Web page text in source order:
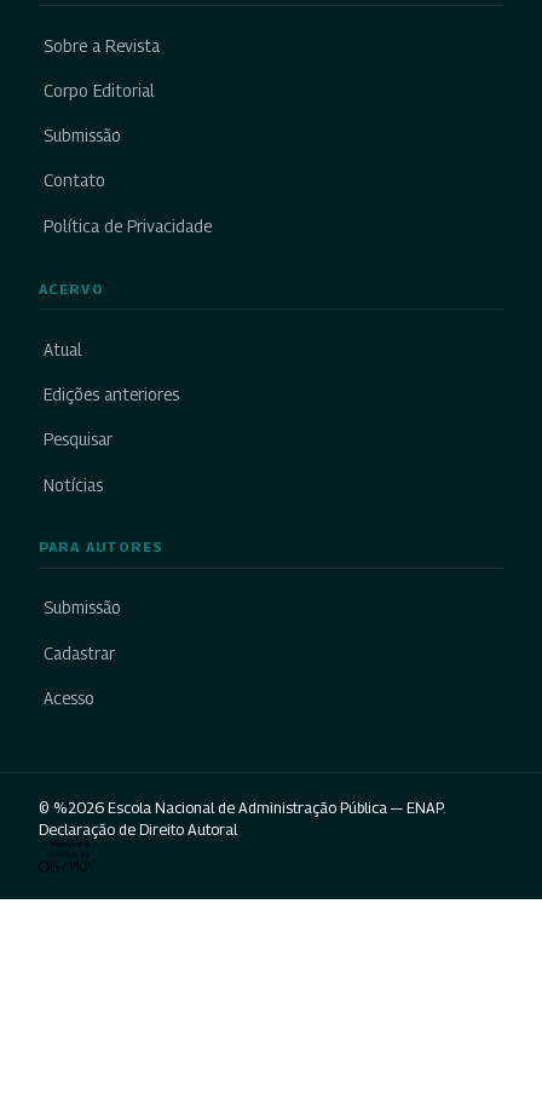
Sobre a Revista
Corpo Editorial
Submissão
Contato
Política de Privacidade
ACERVO
Atual
Edições anteriores
Pesquisar
Notícias
PARA AUTORES
Submissão
Cadastrar
Acesso
© %2026 Escola Nacional de Administração Pública — ENAP.
Declaração de Direito Autoral